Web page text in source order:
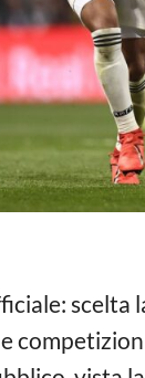
scelta